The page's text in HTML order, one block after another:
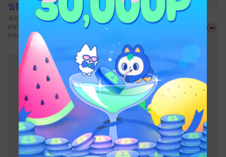
웹툰 일곱 번의 선데이
10.7만
#첫사랑
짝사랑
#떡대수